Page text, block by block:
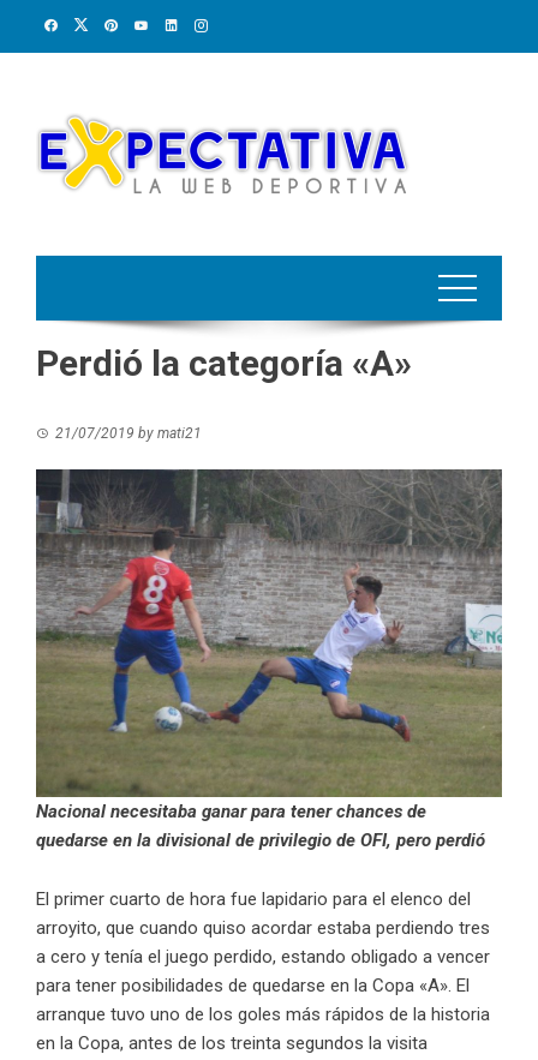
Perdió la categoría «A»
21/07/2019 by mati21
Nacional necesitaba ganar para tener chances de
quedarse en la divisional de privilegio de OFI, pero perdió
El primer cuarto de hora fue lapidario para el elenco del
arroyito, que cuando quiso acordar estaba perdiendo tres
a cero y tenía el juego perdido, estando obligado a vencer
para tener posibilidades de quedarse en la Copa «A». El
arranque tuvo uno de los goles más rápidos de la historia
en la Copa, antes de los treinta segundos la visita